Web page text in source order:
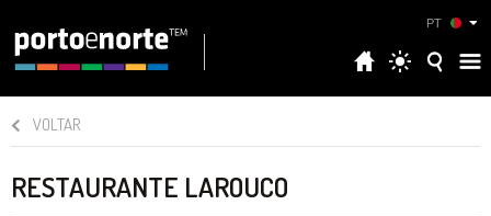
PT
VOLTAR
RESTAURANTE LAROUCO